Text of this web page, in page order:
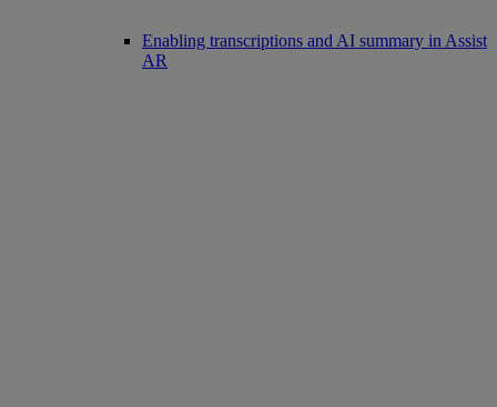
Enabling transcriptions and AI summary in Assist
AR